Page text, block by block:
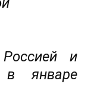
и
в январе